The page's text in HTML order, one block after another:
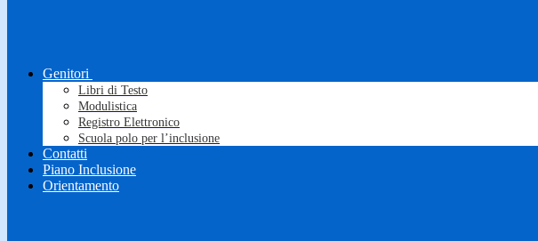
Genitori
Libri di Testo
Modulistica
Registro Elettronico
Scuola polo per l’inclusione
Contatti
Piano Inclusione
Orientamento